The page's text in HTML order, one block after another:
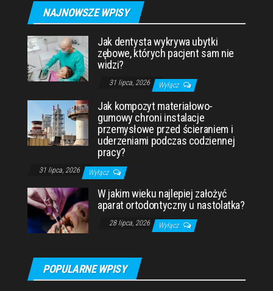
NAJNOWSZE WPISY
Jak dentysta wykrywa ubytki
zębowe, których pacjent sam nie
widzi?
31 lipca, 2026 Wyłącz
Jak kompozyt materiałowo-
gumowy chroni instalacje
przemysłowe przed ścieraniem i
uderzeniami podczas codziennej
pracy?
31 lipca, 2026 Wyłącz
W jakim wieku najlepiej założyć
aparat ortodontyczny u nastolatka?
28 lipca, 2026 Wyłącz
POPULARNE WPISY